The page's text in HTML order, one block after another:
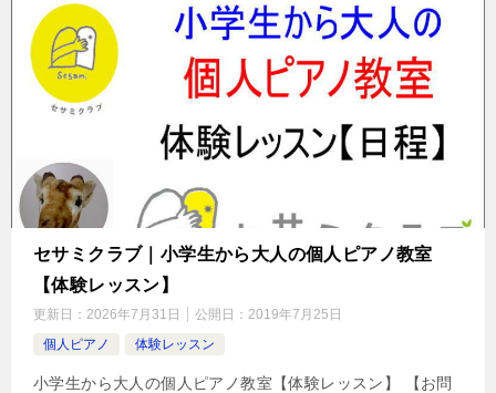
セサミクラブ｜小学生から大人の個人ピアノ教室
【体験レッスン】
更新日： 2026年7月31日 公開日： 2019年7月25日
個人ピアノ
体験レッスン
小学生から大人の個人ピアノ教室【体験レッスン】 【お問